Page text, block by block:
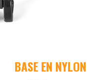
BASE EN NYLON